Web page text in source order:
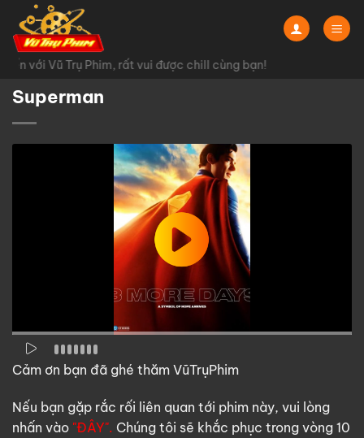
Chuyển
đến
nội
dungvới Vũ Trụ Phim, rất vui được chill cùng bạn!
Superman
Cảm ơn bạn đã ghé thăm VũTrụPhim
Nếu bạn gặp rắc rối liên quan tới phim này, vui lòng
nhấn vào "ĐÂY". Chúng tôi sẽ khắc phục trong vòng 10